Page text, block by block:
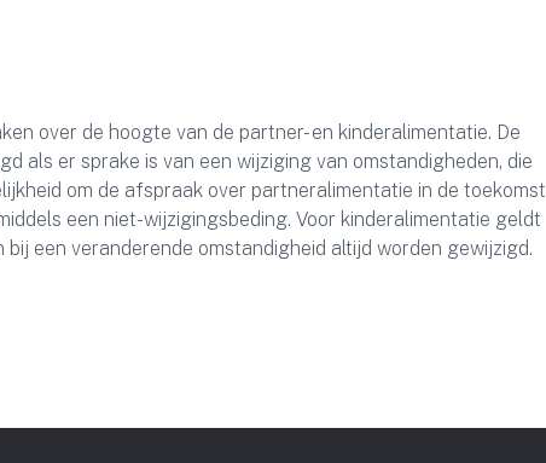
over de hoogte van de partner- en kinderalimentatie. De
als er sprake is van een wijziging van omstandigheden, die
om de afspraak over partneralimentatie in de toekomst
een niet-wijzigingsbeding. Voor kinderalimentatie geldt
een veranderende omstandigheid altijd worden gewijzigd.